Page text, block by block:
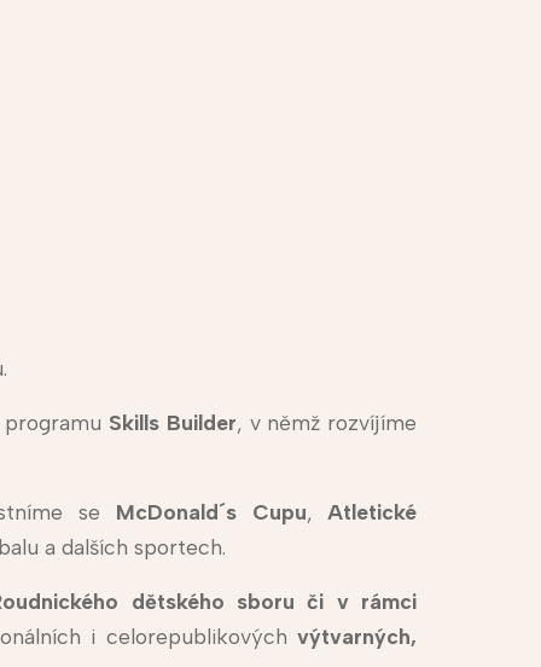
Skills Builder, v němž rozvíjíme
se McDonald´s Cupu,Atletické
a dalších sportech.
dětského sboru či v rámci
i celorepublikovýchvýtvarných,